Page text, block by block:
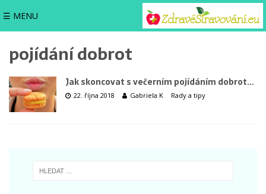
☰ MENU
pojídání dobrot
Jak skoncovat s večerním pojídáním dobrot…
22. října 2018 Gabriela K Rady a tipy